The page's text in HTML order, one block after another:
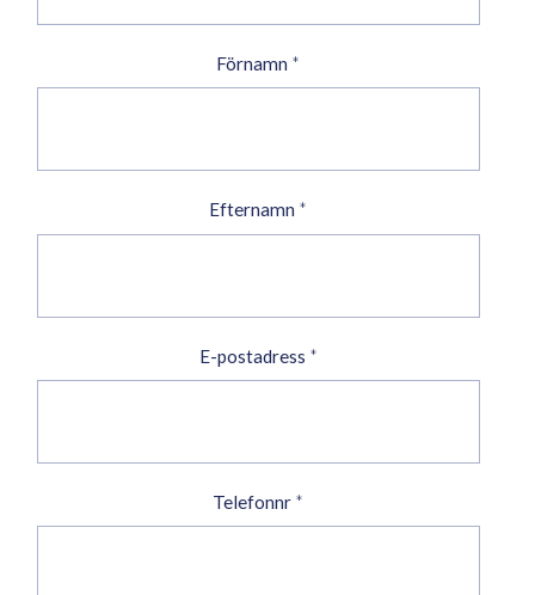
Förnamn *
Efternamn *
E-postadress *
Telefonnr *